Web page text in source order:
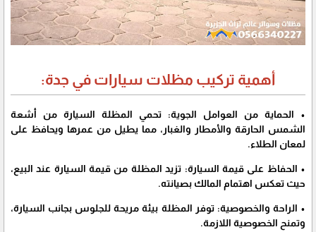
أهمية تركيب مظلات سيارات في جدة:
• الحماية من العوامل الجوية: تحمي المظلة السيارة من أشعة
الشمس الحارقة والأمطار والغبار، مما يطيل من عمرها ويحافظ على
لمعان الطلاء.
• الحفاظ على قيمة السيارة: تزيد المظلة من قيمة السيارة عند البيع،
حيث تعكس اهتمام المالك بصيانته.
• الراحة والخصوصية: توفر المظلة بيئة مريحة للجلوس بجانب السيارة،
وتمنح الخصوصية اللازمة.